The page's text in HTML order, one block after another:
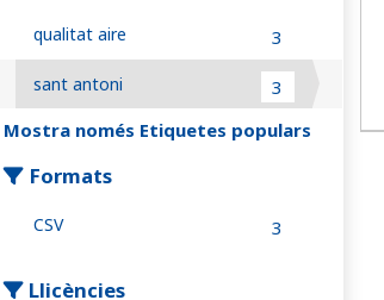
qualitat aire 3
sant antoni
3
Mostra només Etiquetes populars
Formats
CSV 3
Llicències